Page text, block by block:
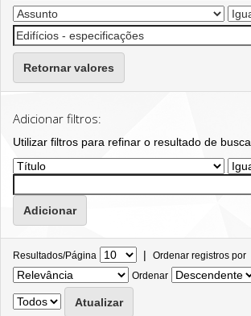
Retornar valores
Adicionar filtros:
Utilizar filtros para refinar o resultado de busca.
Resultados/Página | Ordenar registros por
Ordenar